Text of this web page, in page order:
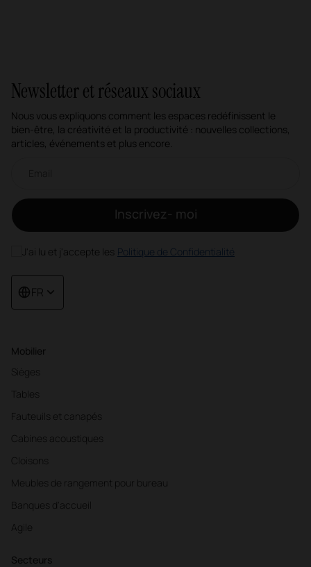
Mobilier
Sièges
Tables
Fauteuils et canapés
Cabines acoustiques
Cloisons
Meubles de rangement pour bureau
Banques d'accueil
Agile
Secteurs
Newsletter et réseaux sociaux
Nous vous expliquons comment les espaces redéfinissent le
bien-être, la créativité et la productivité : nouvelles collections,
articles, événements et plus encore.
Inscrivez- moi
J'ai lu et j'accepte les Politique de Confidentialité
FR